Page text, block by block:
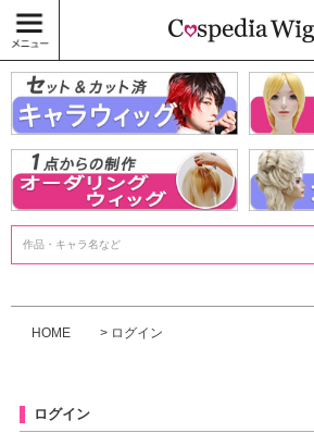
〜
商品タグ
キャラウィッグ
未加工ウィッグ
ベースウィッグ
衣装
SALE中
HOME ログイン
ログイン